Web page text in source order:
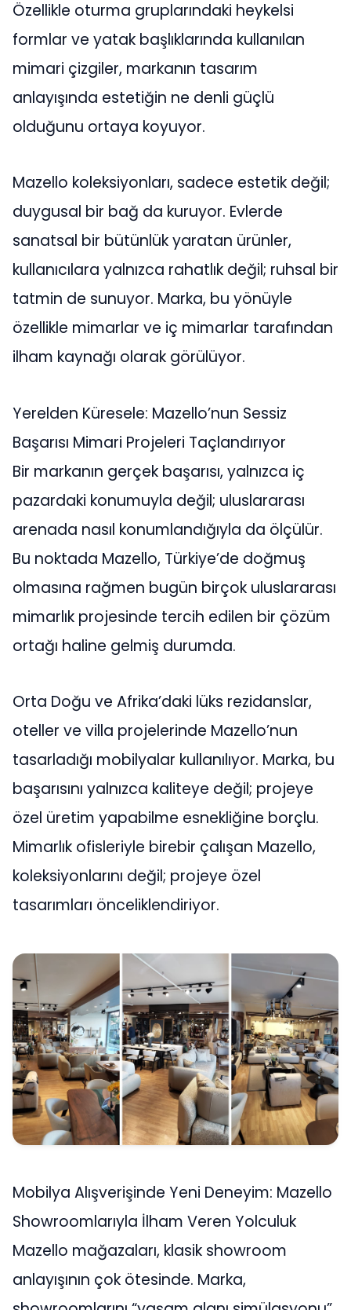
Özellikle oturma gruplarındaki heykelsi
formlar ve yatak başlıklarında kullanılan
mimari çizgiler, markanın tasarım
anlayışında estetiğin ne denli güçlü
olduğunu ortaya koyuyor.
Mazello koleksiyonları, sadece estetik değil;
duygusal bir bağ da kuruyor. Evlerde
sanatsal bir bütünlük yaratan ürünler,
kullanıcılara yalnızca rahatlık değil; ruhsal bir
tatmin de sunuyor. Marka, bu yönüyle
özellikle mimarlar ve iç mimarlar tarafından
ilham kaynağı olarak görülüyor.
Yerelden Küresele: Mazello’nun Sessiz
Başarısı Mimari Projeleri Taçlandırıyor
Bir markanın gerçek başarısı, yalnızca iç
pazardaki konumuyla değil; uluslararası
arenada nasıl konumlandığıyla da ölçülür.
Bu noktada Mazello, Türkiye’de doğmuş
olmasına rağmen bugün birçok uluslararası
mimarlık projesinde tercih edilen bir çözüm
ortağı haline gelmiş durumda.
Orta Doğu ve Afrika’daki lüks rezidanslar,
oteller ve villa projelerinde Mazello’nun
tasarladığı mobilyalar kullanılıyor. Marka, bu
başarısını yalnızca kaliteye değil; projeye
özel üretim yapabilme esnekliğine borçlu.
Mimarlık ofisleriyle birebir çalışan Mazello,
koleksiyonlarını değil; projeye özel
tasarımları önceliklendiriyor.
Mobilya Alışverişinde Yeni Deneyim: Mazello
Showroomlarıyla İlham Veren Yolculuk
Mazello mağazaları, klasik showroom
anlayışının çok ötesinde. Marka,